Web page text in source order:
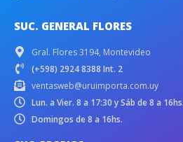
SUC. GENERAL FLORES
Gral. Flores 3194, Montevideo
(+598) 2924 8388 Int. 2
ventasweb@uruimporta.com.uy
Lun. a Vier. 8 a 17:30 y Sáb de 8 a 16hs.
Domingos de 8 a 16hs.